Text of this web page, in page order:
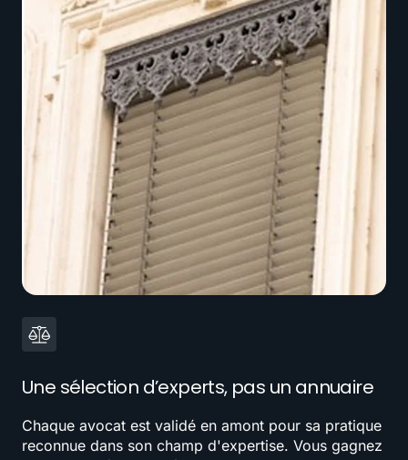
Une sélection d’experts, pas un annuaire
Chaque avocat est validé en amont pour sa pratique
reconnue dans son champ d'expertise. Vous gagnez